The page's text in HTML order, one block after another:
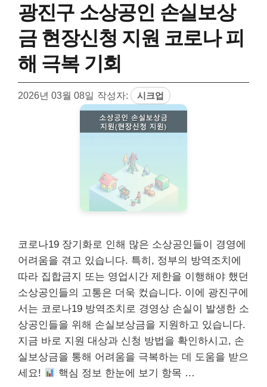
광진구 소상공인 손실보상
금 현장신청 지원 코로나 피
해 극복 기회
2026년 03월 08일 작성자: 시크업
코로나19 장기화로 인해 많은 소상공인들이 경영에
어려움을 겪고 있습니다. 특히, 정부의 방역조치에
따라 집합금지 또는 영업시간 제한을 이행해야 했던
소상공인들의 고통은 더욱 컸습니다. 이에 광진구에
서는 코로나19 방역조치로 경영상 손실이 발생한 소
상공인들을 위해 손실보상금을 지원하고 있습니다.
지금 바로 지원 대상과 신청 방법을 확인하시고, 손
실보상금을 통해 어려움을 극복하는 데 도움을 받으
세요!
핵심 정보 한눈에 보기 항목 …